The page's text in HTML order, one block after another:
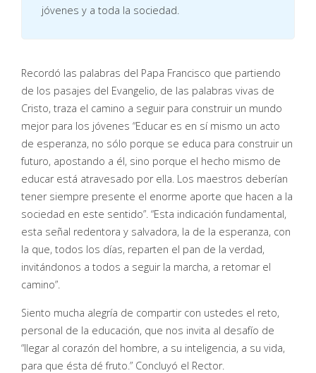
jóvenes y a toda la sociedad.
Recordó las palabras del Papa Francisco que partiendo
de los pasajes del Evangelio, de las palabras vivas de
Cristo, traza el camino a seguir para construir un mundo
mejor para los jóvenes “Educar es en sí mismo un acto
de esperanza, no sólo porque se educa para construir un
futuro, apostando a él, sino porque el hecho mismo de
educar está atravesado por ella. Los maestros deberían
tener siempre presente el enorme aporte que hacen a la
sociedad en este sentido”. “Esta indicación fundamental,
esta señal redentora y salvadora, la de la esperanza, con
la que, todos los días, reparten el pan de la verdad,
invitándonos a todos a seguir la marcha, a retomar el
camino”.
Siento mucha alegría de compartir con ustedes el reto,
personal de la educación, que nos invita al desafío de
“llegar al corazón del hombre, a su inteligencia, a su vida,
para que ésta dé fruto.” Concluyó el Rector.